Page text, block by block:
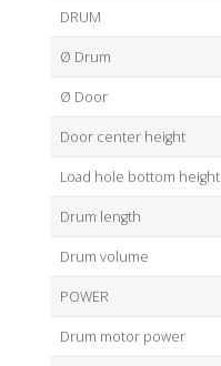
DRUM
Ø Drum
Ø Door
Door center height
Load hole bottom height
Drum length
Drum volume
POWER
Drum motor power